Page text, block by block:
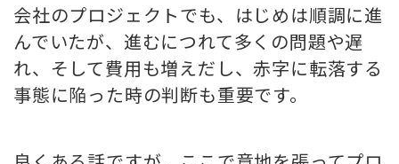
会社のプロジェクトでも、はじめは順調に進
んでいたが、進むにつれて多くの問題や遅
れ、そして費用も増えだし、赤字に転落する
事態に陥った時の判断も重要です。